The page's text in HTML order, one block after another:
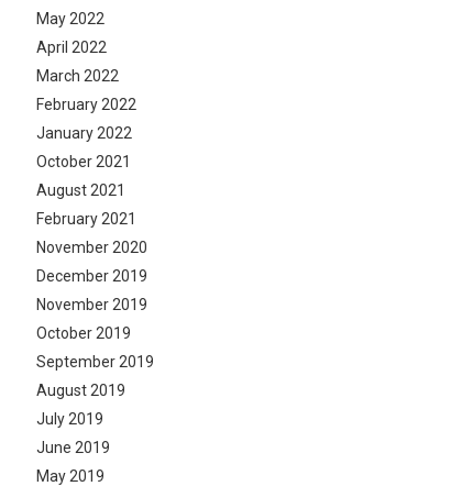
May 2022
April 2022
March 2022
February 2022
January 2022
October 2021
August 2021
February 2021
November 2020
December 2019
November 2019
October 2019
September 2019
August 2019
July 2019
June 2019
May 2019